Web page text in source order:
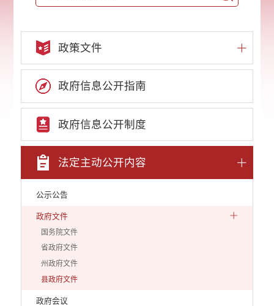
政策文件
政府信息公开指南
政府信息公开制度
法定主动公开内容
公示公告
政府文件
国务院文件
省政府文件
州政府文件
县政府文件
政府会议